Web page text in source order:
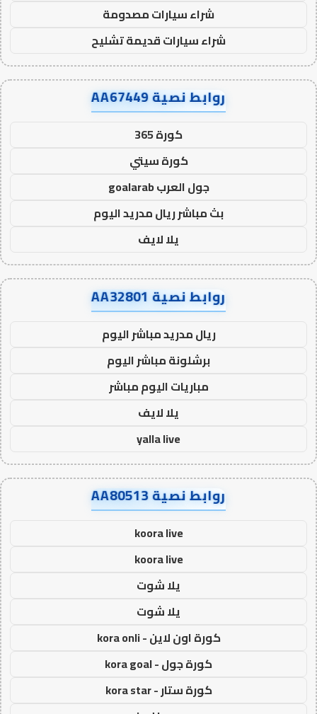
شراء سيارات مصدومة
شراء سيارات قديمة تشليح
روابط نصية AA67449
كورة 365
كورة سيتي
جول العرب goalarab
بث مباشر ريال مدريد اليوم
يلا لايف
روابط نصية AA32801
ريال مدريد مباشر اليوم
برشلونة مباشر اليوم
مباريات اليوم مباشر
يلا لايف
yalla live
روابط نصية AA80513
koora live
koora live
يلا شوت
يلا شوت
كورة اون لاين - kora onli
كورة جول - kora goal
كورة ستار - kora star